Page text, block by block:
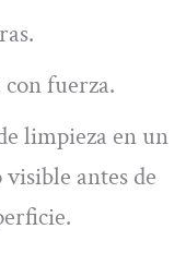
fuerza.
limpieza en un
visible antes de